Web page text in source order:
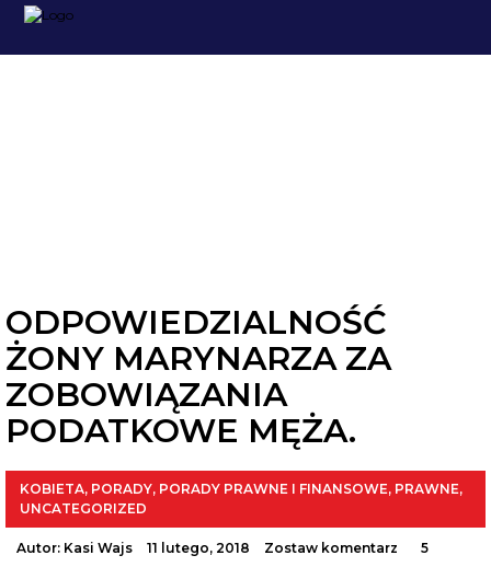
ODPOWIEDZIALNOŚĆ
ŻONY MARYNARZA ZA
ZOBOWIĄZANIA
PODATKOWE MĘŻA.
KOBIETA, PORADY, PORADY PRAWNE I FINANSOWE, PRAWNE,
UNCATEGORIZED
Autor: Kasi Wajs 11 lutego, 2018 Zostaw komentarz 5